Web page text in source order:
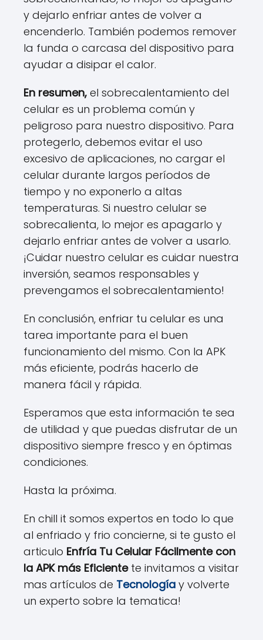
y dejarlo enfriar antes de volver a
encenderlo. También podemos remover
la funda o carcasa del dispositivo para
ayudar a disipar el calor.
En resumen, el sobrecalentamiento del
celular es un problema común y
peligroso para nuestro dispositivo. Para
protegerlo, debemos evitar el uso
excesivo de aplicaciones, no cargar el
celular durante largos períodos de
tiempo y no exponerlo a altas
temperaturas. Si nuestro celular se
sobrecalienta, lo mejor es apagarlo y
dejarlo enfriar antes de volver a usarlo.
¡Cuidar nuestro celular es cuidar nuestra
inversión, seamos responsables y
prevengamos el sobrecalentamiento!
En conclusión, enfriar tu celular es una
tarea importante para el buen
funcionamiento del mismo. Con la APK
más eficiente, podrás hacerlo de
manera fácil y rápida.
Esperamos que esta información te sea
de utilidad y que puedas disfrutar de un
dispositivo siempre fresco y en óptimas
condiciones.
Hasta la próxima.
En chill it somos expertos en todo lo que
al enfriado y frio concierne, si te gusto el
articulo Enfría Tu Celular Fácilmente con
la APK más Eficientete invitamos a visitar
mas artículos de Tecnología y volverte
un experto sobre la tematica!